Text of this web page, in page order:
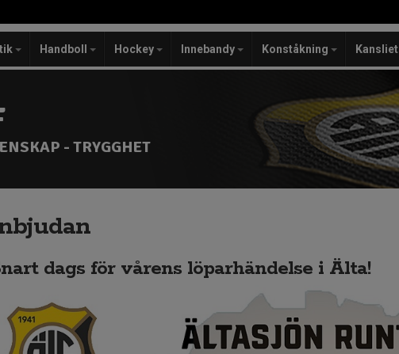
Handboll Hockey Innebandy Konståkning Kansliet
- TRYGGHET
dags för vårens löparhändelse i Älta!